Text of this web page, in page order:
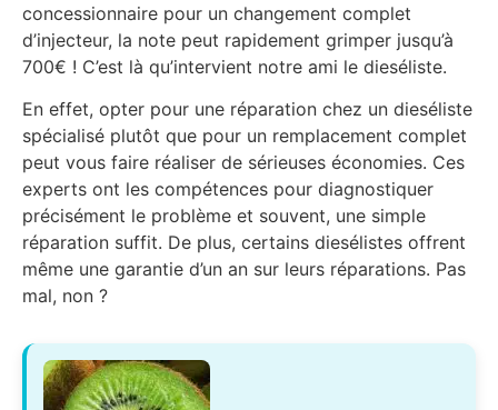
concessionnaire pour un changement complet
d’injecteur, la note peut rapidement grimper jusqu’à
700€ ! C’est là qu’intervient notre ami le dieséliste.
En effet, opter pour une réparation chez un dieséliste
spécialisé plutôt que pour un remplacement complet
peut vous faire réaliser de sérieuses économies. Ces
experts ont les compétences pour diagnostiquer
précisément le problème et souvent, une simple
réparation suffit. De plus, certains diesélistes offrent
même une garantie d’un an sur leurs réparations. Pas
mal, non ?